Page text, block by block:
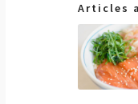
Articles